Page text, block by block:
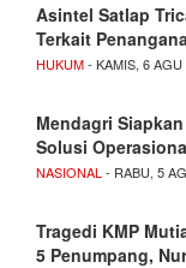
Asintel Satlap
Terkait
HUKUM- KAMIS, 6 AGU
Mendagri
Solusi
NASIONAL - RABU, 5
Tragedi KMP
5 Penumpang,